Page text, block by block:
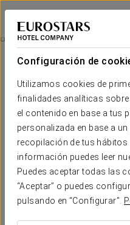
Configuración de
Utilizamos cookies de
finalidades analíticas
el contenido en base a tus
personalizada en base a
recopilación de tus hábitos
información puedes leer
Puedes aceptar todas las
“Aceptar” o puedes
pulsando en “Configurar”.
Eurostars Palacio de Cristal
OVIEDO
Habitaciones
El confort y
Las habitaciones del
con el concepto clásico
experiencia única de
decoración modernista se
como un ingenioso
huésped regule el tono y
Así, los detalles de cada
del usuario, ofreciendo